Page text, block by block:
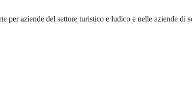
aziende del settore turistico e ludico e nelle aziende di